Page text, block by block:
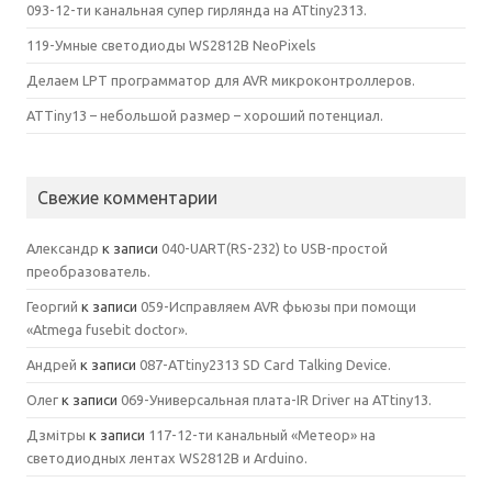
093-12-ти канальная супер гирлянда на ATtiny2313.
119-Умные светодиоды WS2812B NeoPixels
Делаем LPT программатор для AVR микроконтроллеров.
ATTiny13 – небольшой размер – хороший потенциал.
Свежие комментарии
Александр к записи 040-UART(RS-232) to USB-простой
преобразователь.
Георгий к записи 059-Исправляем AVR фьюзы при помощи
«Atmega fusebit doctor».
Андрей к записи 087-ATtiny2313 SD Card Talking Device.
Олег к записи 069-Универсальная плата-IR Driver на ATtiny13.
Дзмітры к записи 117-12-ти канальный «Метеор» на
светодиодных лентах WS2812B и Arduino.